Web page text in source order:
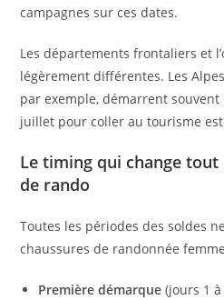
campagnes sur ces dates.
Les départements frontaliers et
légèrement différentes. Les
par exemple, démarrent
juillet pour coller au tourisme
Le timing qui change
de rando
Toutes les périodes des soldes
chaussures de randonnée
Première démarque (jours 1